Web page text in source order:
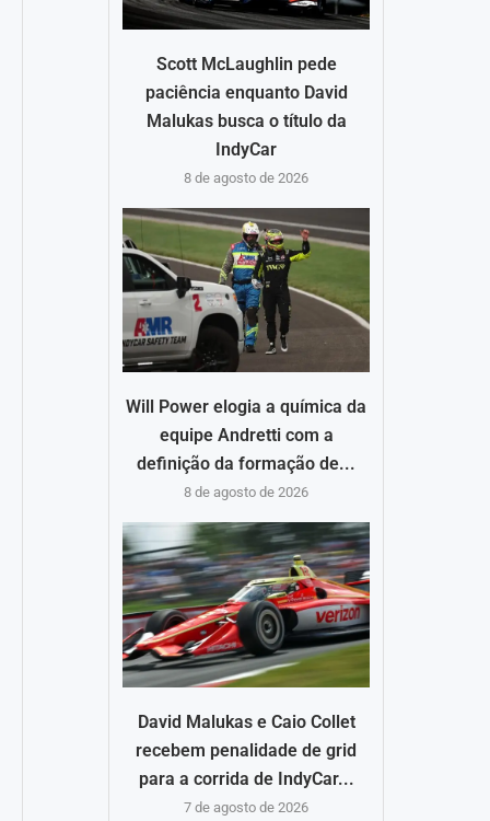
Scott McLaughlin pede
paciência enquanto David
Malukas busca o título da
IndyCar
8 de agosto de 2026
Will Power elogia a química da
equipe Andretti com a
definição da formação de...
8 de agosto de 2026
David Malukas e Caio Collet
recebem penalidade de grid
para a corrida de IndyCar...
7 de agosto de 2026